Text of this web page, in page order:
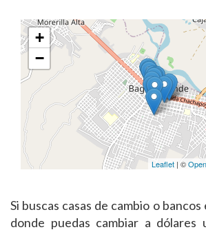
+
−
Leaflet | ©
Si buscas casas de cambio o
donde puedas cambiar a dólares